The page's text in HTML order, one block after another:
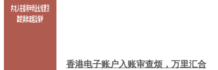
香港电子账户入账审查烦，万里汇合